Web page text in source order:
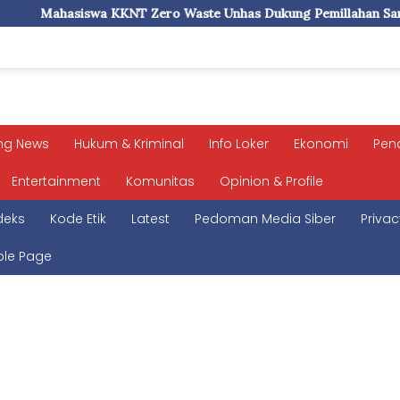
Unhas Dukung Pemillahan Sampah, Hadirkan Alat Press
News Hukum & Kriminal Info Loker Ekonomi
Entertainment Komunitas Opinion & Profile
Kode Etik Latest Pedoman Media Siber
Page